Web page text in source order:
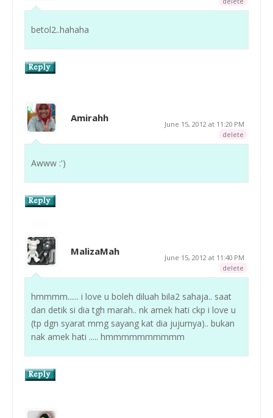
betol2..hahaha
Amirahh
June 15, 2012 at 11:20 PM
delete
Awww :')
MalizaMah
June 15, 2012 at 11:40 PM
delete
hmmmm...... i love u boleh diluah bila2 sahaja.. saat
dan detik si dia tgh marah.. nk amek hati ckp i love u
(tp dgn syarat mmg sayang kat dia jujurnya).. bukan
nak amek hati ..... hmmmmmmmmmm